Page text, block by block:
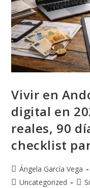
Vivir en
digital en
reales, 90
checklist
Ángela García Vega
Uncategorized